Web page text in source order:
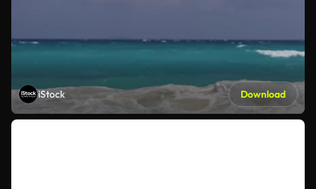
iStock Download